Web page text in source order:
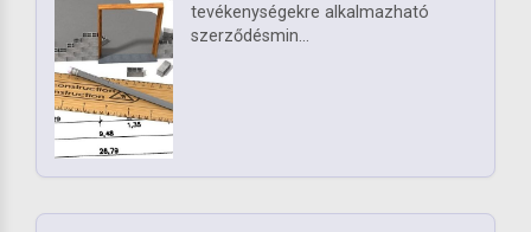
tevékenységekre alkalmazható
szerződésmin...